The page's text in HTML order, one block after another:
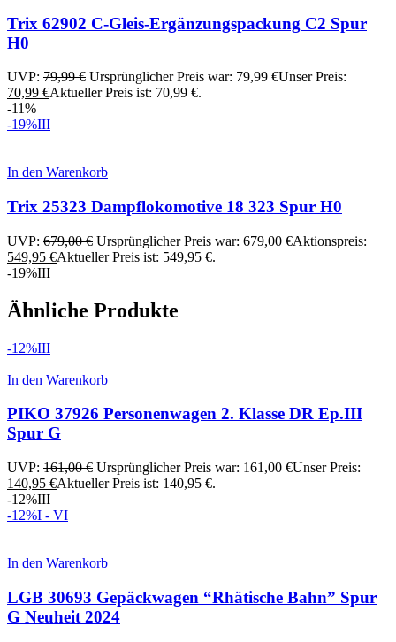
Trix 62902 C-Gleis-Ergänzungspackung C2 Spur
H0
UVP: 79,99€ Ursprünglicher Preis war: 79,99 €Unser Preis:
70,99 €Aktueller Preis ist: 70,99 €.
-11%
-19%III
In den Warenkorb
Trix 25323 Dampflokomotive 18 323 Spur H0
UVP: 679,00€ Ursprünglicher Preis war: 679,00 €Aktionspreis:
549,95 €Aktueller Preis ist: 549,95 €.
-19%III
Ähnliche Produkte
-12%III
In den Warenkorb
PIKO 37926 Personenwagen 2. Klasse DR Ep.III
Spur G
UVP: 161,00€ Ursprünglicher Preis war: 161,00 €Unser Preis:
140,95 €Aktueller Preis ist: 140,95 €.
-12%III
-12%I - VI
In den Warenkorb
LGB 30693 Gepäckwagen “Rhätische Bahn” Spur
G Neuheit 2024